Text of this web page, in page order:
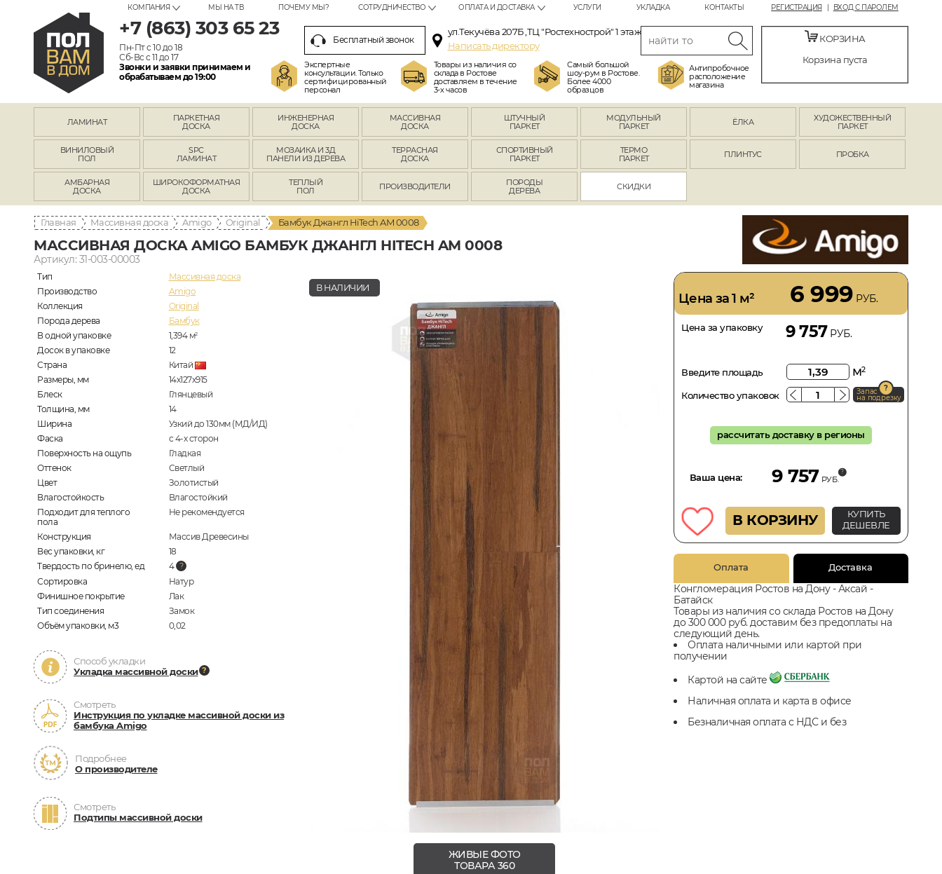
РЕГИСТРАЦИЯ ВХОД С ПАРОЛЕМ
КОМПАНИЯ МЫ НА ТВ ПОЧЕМУ МЫ? СОТРУДНИЧЕСТВО ОПЛАТА И ДОСТАВКА УСЛУГИ УКЛАДКА КОНТАКТЫ
+7 (863) 303 65 23
Пн-Пт с 10 до 18
Сб-Вс с 11 до 17
Звонки и заявки принимаем и
обрабатываем до 19:00
Бесплатный звонок
ул.Текучёва 207Б ,ТЦ "Ростехнострой" 1 этаж
Написать директору
Экспертные
консультации. Только
сертифицированный
персонал
Товары из наличия со
склада в Ростове
доставляем в течение
3-х часов
Самый большой
шоу-рум в Ростове.
Более 4000
образцов
Антипробочное
расположение
магазина
КОРЗИНА
Корзина пуста
ЛАМИНАТ
ПАРКЕТНАЯ
ДОСКА
ИНЖЕНЕРНАЯ
ДОСКА
МАССИВНАЯ
ДОСКА
ШТУЧНЫЙ
ПАРКЕТ
МОДУЛЬНЫЙ
ПАРКЕТ
ЁЛКА
ХУДОЖЕСТВЕННЫЙ
ПАРКЕТ
ВИНИЛОВЫЙ
ПОЛ
SPC
ЛАМИНАТ
МОЗАИКА И 3Д
ПАНЕЛИ ИЗ ДЕРЕВА
ТЕРРАСНАЯ
ДОСКА
СПОРТИВНЫЙ
ПАРКЕТ
ТЕРМО
ПАРКЕТ
ПЛИНТУС ПРОБКА
АМБАРНАЯ
ДОСКА
ШИРОКОФОРМАТНАЯ
ДОСКА
ТЕПЛЫЙ
ПОЛ
ПРОИЗВОДИТЕЛИ
ПОРОДЫ
ДЕРЕВА
СКИДКИ
Главная Массивная доска Amigo Original Бамбук Джангл HiTech AM 0008
МАССИВНАЯ ДОСКА AMIGO БАМБУК ДЖАНГЛ HITECH AM 0008
Артикул: 31-003-00003
Тип
Массивная доска
Производство
Amigo
Коллекция
Original
Порода дерева
Бамбук
В одной упаковке
1,394 м2
Досок в упаковке
12
Страна
Китай
Размеры, мм
14х127х915
Блеск
Глянцевый
Толщина, мм
14
Ширина
Узкий до 130мм (МД/ИД)
Фаска
с 4-х сторон
Поверхность на ощупь
Гладкая
Оттенок
Светлый
Цвет
Золотистый
Влагостойкость
Влагостойкий
Подходит для теплого
пола
Не рекомендуется
Конструкция
Массив Древесины
Вес упаковки, кг
18
Твердость по бринелю, ед
4
Сортировка
Натур
Финишное покрытие
Лак
Тип соединения
Замок
Объём упаковки, м3
0,02
Способ укладки
Укладка массивной доски
Смотреть
Инструкция по укладке массивной доски из
бамбука Amigo
Подробнее
О производителе
Смотреть
Подтипы массивной доски
В НАЛИЧИИ
ЖИВЫЕ ФОТО
ТОВАРА 360
Цена за 1 м² 6 999 РУБ.
Цена за упаковку 9 757 РУБ.
Введите площадь м2
Количество упаковок Запас
на подрезку
рассчитать доставку в регионы
Ваша цена: 9 757 РУБ.
В КОРЗИНУ
КУПИТЬ
ДЕШЕВЛЕ
Оплата Доставка
Конгломерация Ростов на Дону - Аксай -
Батайск
Товары из наличия со склада Ростов на Дону
до 300 000 руб. доставим без предоплаты на
следующий день.
Оплата наличными или картой при
получении
Картой на сайте
Наличная оплата и карта в офисе
Безналичная оплата с НДС и без